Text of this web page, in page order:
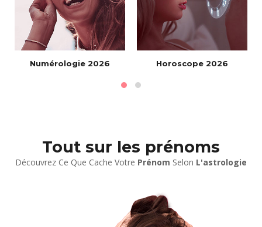
Numérologie 2026 Horoscope 2026
Tout sur les prénoms
Découvrez Ce Que Cache Votre Prénom Selon L'astrologie